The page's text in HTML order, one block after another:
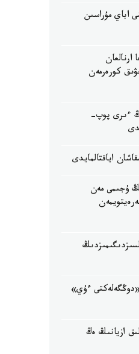
اباي مۇراسىن
ارنالعان
مىڭعا جۋىق كورەرمەن
ەڭ ءىرى پوپ-
اياقتالمايدى
ۇجىمى مەن
مەرەيتويمەن
«دوڭگەلەكتى ءۇي»
ازيانىڭ ەڭ